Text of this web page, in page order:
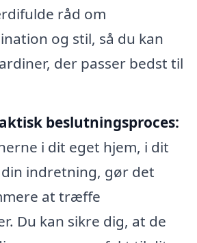
råd om
og stil, så du kan
der passer bedst til
beslutningsproces:
i dit eget hjem, i dit
indretning, gør det
at træffe
Du kan sikre dig, at de